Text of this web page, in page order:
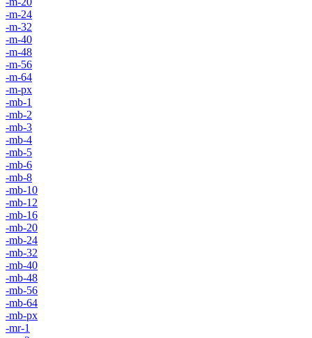
-m-24
-m-32
-m-40
-m-48
-m-56
-m-64
-m-px
-mb-1
-mb-2
-mb-3
-mb-4
-mb-5
-mb-6
-mb-8
-mb-10
-mb-12
-mb-16
-mb-20
-mb-24
-mb-32
-mb-40
-mb-48
-mb-56
-mb-64
-mb-px
-mr-1